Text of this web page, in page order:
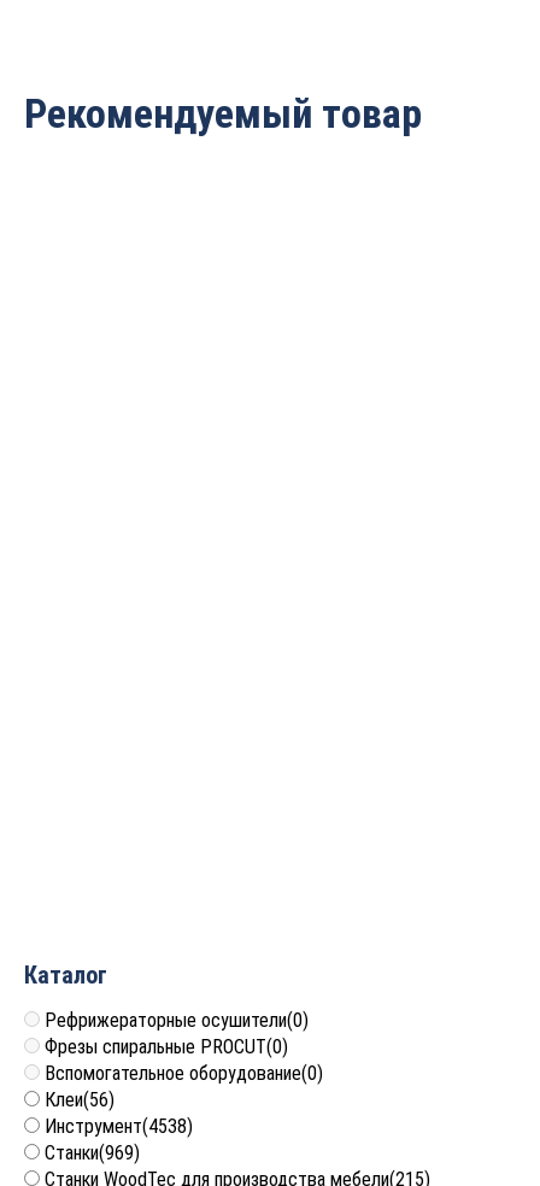
Рекомендуемый товар
Каталог
Рефрижераторные осушители(0)
Фрезы спиральные PROCUT(0)
Вспомогательное оборудование(0)
Клеи(56)
Инструмент(4538)
Станки(969)
Станки WoodTec для производства мебели(215)